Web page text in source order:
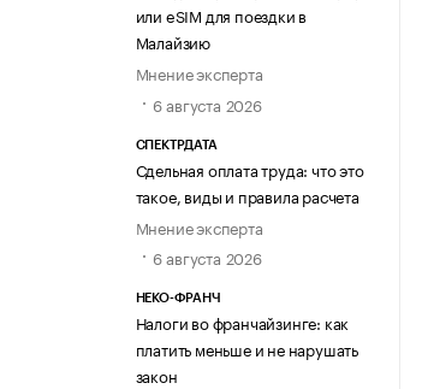
или eSIM для поездки в
Малайзию
Мнение эксперта
6 августа 2026
СПЕКТРДАТА
Сдельная оплата труда: что это
такое, виды и правила расчета
Мнение эксперта
6 августа 2026
НЕКО-ФРАНЧ
Налоги во франчайзинге: как
платить меньше и не нарушать
закон